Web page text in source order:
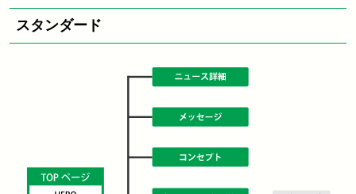
スタンダード